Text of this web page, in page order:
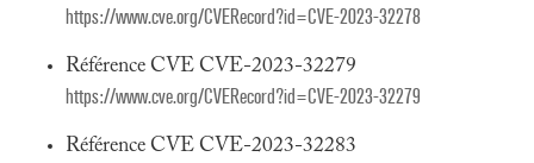
https://www.cve.org/CVERecord?id=CVE-2023-32278
Référence CVE CVE-2023-32279
https://www.cve.org/CVERecord?id=CVE-2023-32279
Référence CVE CVE-2023-32283